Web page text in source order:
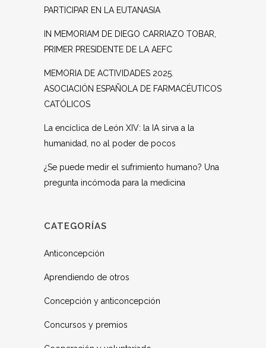
PARTICIPAR EN LA EUTANASIA
IN MEMORIAM DE DIEGO CARRIAZO TOBAR,
PRIMER PRESIDENTE DE LA AEFC
MEMORIA DE ACTIVIDADES 2025.
ASOCIACIÓN ESPAÑOLA DE FARMACÉUTICOS
CATÓLICOS
La encíclica de León XIV: la IA sirva a la
humanidad, no al poder de pocos
¿Se puede medir el sufrimiento humano? Una
pregunta incómoda para la medicina
CATEGORÍAS
Anticoncepción
Aprendiendo de otros
Concepción y anticoncepción
Concursos y premios